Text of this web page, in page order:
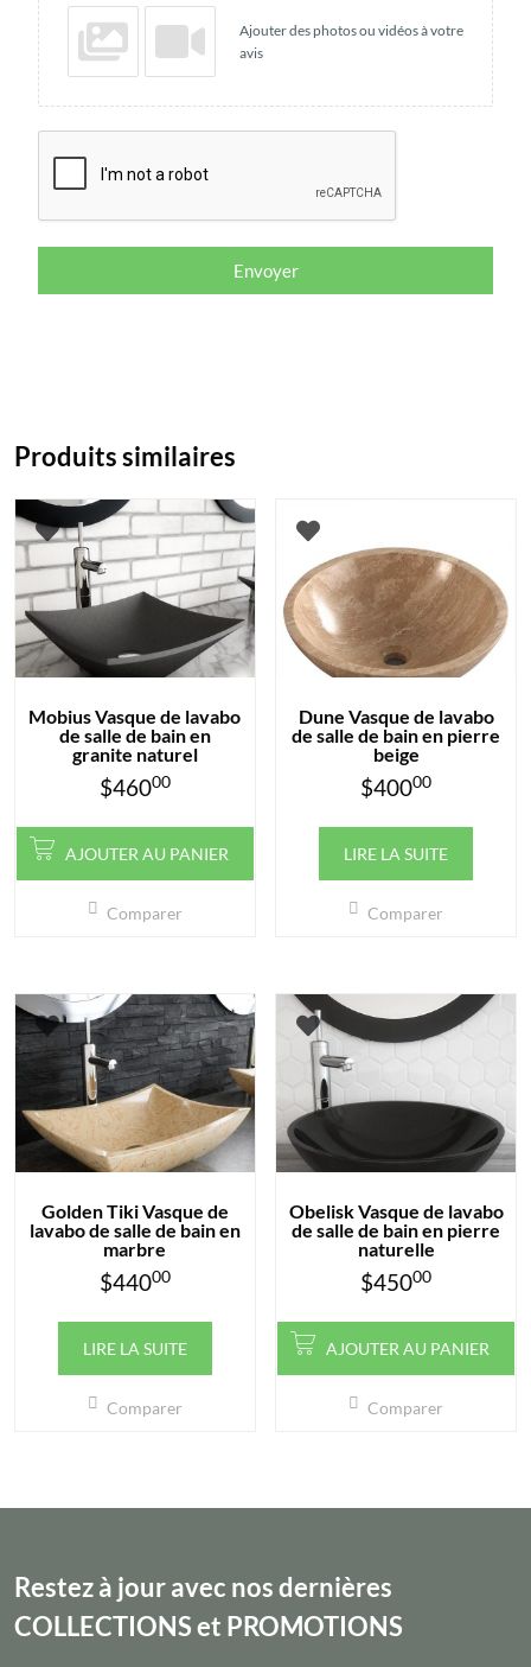
Ajouter des photos ou vidéos à votre
avis
Envoyer
Produits similaires
Mobius Vasque de lavabo
de salle de bain en
granite naturel
$46000
AJOUTER AU PANIER
Comparer
Dune Vasque de lavabo
de salle de bain en pierre
beige
$40000
LIRE LA SUITE
Comparer
Golden Tiki Vasque de
lavabo de salle de bain en
marbre
$44000
LIRE LA SUITE
Comparer
Obelisk Vasque de lavabo
de salle de bain en pierre
naturelle
$45000
AJOUTER AU PANIER
Comparer
Restez à jour avec nos dernières
COLLECTIONSet PROMOTIONS